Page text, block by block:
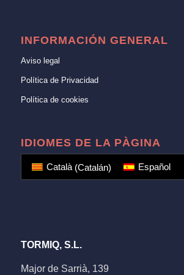
INFORMACIÓN GENERAL
Aviso legal
Política de Privacidad
Política de cookies
IDIOMES DE LA PÀGINA
Català(Catalán) Español
TORMIQ, S.L.
Major de Sarrià, 139